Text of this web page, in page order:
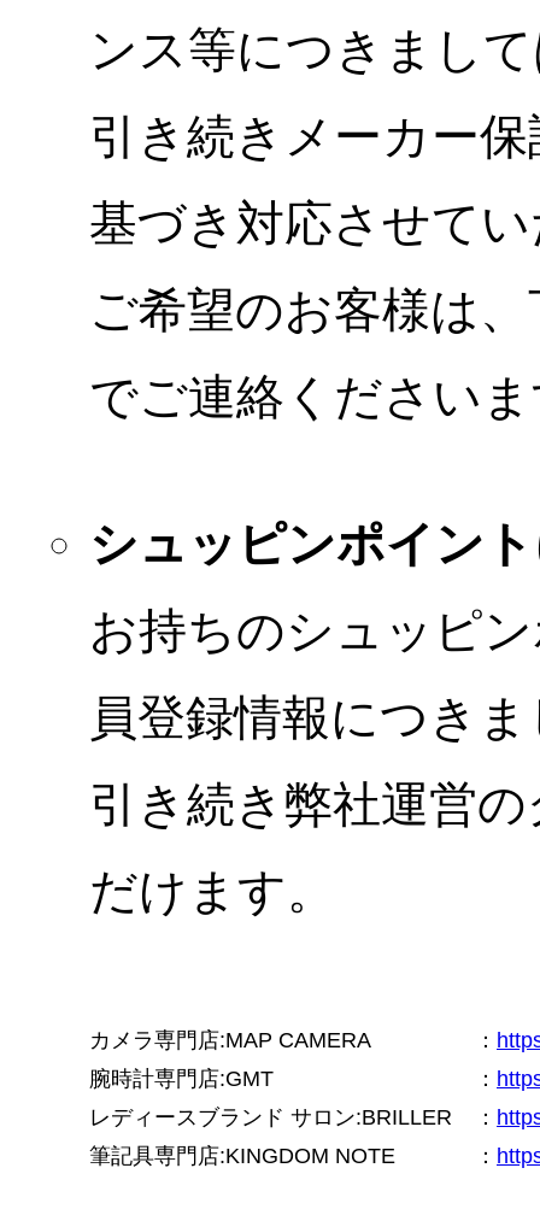
ンス等につきまし
引き続きメーカー
基づき対応させて
ご希望のお客様は
でご連絡ください
シュッピンポイン
お持ちのシュッピ
員登録情報につき
引き続き弊社運営
だけます。
カメラ専門店:MAP CAMERA ：
腕時計専門店:GMT
：
レディースブランド サロン:BRILLER
：
筆記具専門店:KINGDOM NOTE
：